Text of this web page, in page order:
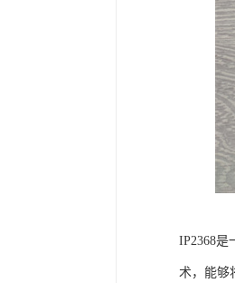
IP2368是
术，能够